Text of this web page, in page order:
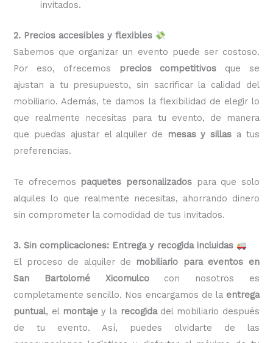
invitados.
2. Precios accesibles y flexibles
Sabemos que organizar un evento puede ser costoso.
Por eso, ofrecemos
precios competitivos que se
ajustan a tu presupuesto, sin sacrificar la calidad del
mobiliario. Además, te damos la flexibilidad de elegir lo
que realmente necesitas para tu evento, de manera
que puedas ajustar el alquiler de
mesas y sillas a tus
preferencias.
Te ofrecemos paquetes personalizados para que solo
alquiles lo que realmente necesitas, ahorrando dinero
sin comprometer la comodidad de tus invitados.
3. Sin complicaciones: Entrega y recogida incluidas
El proceso de alquiler de mobiliario para eventos en
San Bartolomé Xicomulcocon nosotros es
completamente sencillo. Nos encargamos de la entrega
puntual, el montajey la recogidadel mobiliario después
de tu evento. Así, puedes olvidarte de las